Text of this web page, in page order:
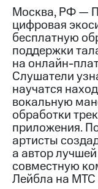
Контакты
Медиа-центр
Пресс-
релизы
МТС
о
Интервью
Москва, РФ —
цифровая
бесплатную
поддержки
на онлайн-
Слушатели
научатся
вокальную
обработки
приложения.
артисты
а автор
совместную
Лейбла на